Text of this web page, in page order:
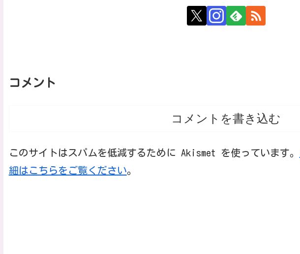
コメント
コメントを書き込む
このサイトはスパムを低減するために Akismet を使っています。
細はこちらをご覧ください。